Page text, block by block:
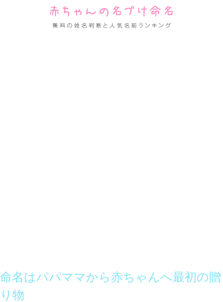
命名はパパママから赤ちゃんへ最初の贈
り物